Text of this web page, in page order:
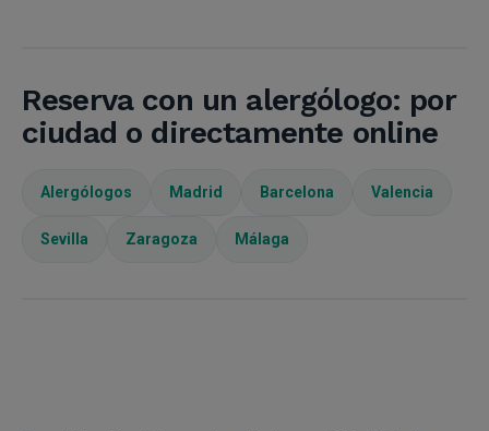
Reserva con un alergólogo: por
ciudad o directamente online
Alergólogos Madrid Barcelona Valencia
Sevilla Zaragoza Málaga